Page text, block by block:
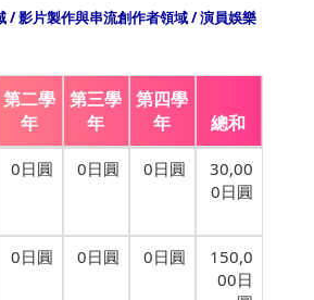
/ 影片製作與串流創作者領域 / 演員娛樂
第二學
年
第三學
年
第四學
年
總和
0日圓 0日圓 0日圓
30,00
0日圓
0日圓 0日圓 0日圓
150,0
00日